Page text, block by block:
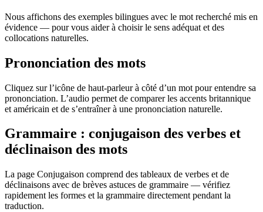
Nous affichons des exemples bilingues avec le mot recherché mis en
évidence — pour vous aider à choisir le sens adéquat et des
collocations naturelles.
Prononciation des mots
Cliquez sur l’icône de haut-parleur à côté d’un mot pour entendre sa
prononciation. L’audio permet de comparer les accents britannique
et américain et de s’entraîner à une prononciation naturelle.
Grammaire : conjugaison des verbes et
déclinaison des mots
La page Conjugaison comprend des tableaux de verbes et de
déclinaisons avec de brèves astuces de grammaire — vérifiez
rapidement les formes et la grammaire directement pendant la
traduction.